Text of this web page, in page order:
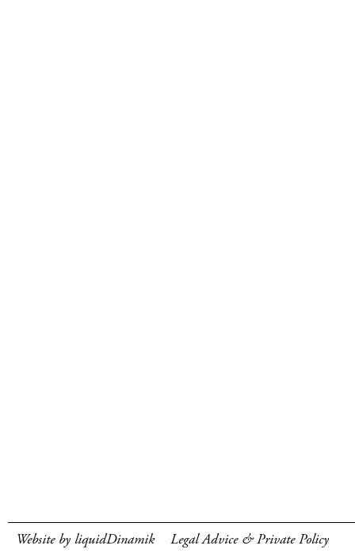
Website by liquidDinamik Legal Advice & Private Policy